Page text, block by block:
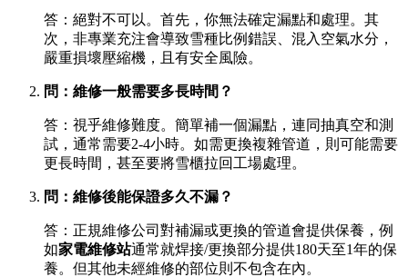
答：絕對不可以。首先，你無法確定漏點和處理。其
次，非專業充注會導致雪種比例錯誤、混入空氣水分，
嚴重損壞壓縮機，且有安全風險。
問：維修一般需要多長時間？
答：視乎維修難度。簡單補一個漏點，連同抽真空和測
試，通常需要2-4小時。如需更換複雜管道，則可能需要
更長時間，甚至要將雪櫃拉回工場處理。
問：維修後能保證多久不漏？
答：正規維修公司對補漏或更換的管道會提供保養，例
如家電維修站通常就焊接/更換部分提供180天至1年的保
養。但其他未經維修的部位則不包含在內。